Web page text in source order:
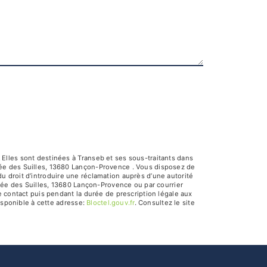
sont destinées à Transeb et ses sous-traitants dans
des Suilles, 13680 Lançon-Provence . Vous disposez de
droit d’introduire une réclamation auprès d’une autorité
des Suilles, 13680 Lançon-Provence ou par courrier
puis pendant la durée de prescription légale aux
à cette adresse:
Bloctel.gouv.fr. Consultez le site